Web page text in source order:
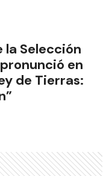
la Selección
en
de Tierras: